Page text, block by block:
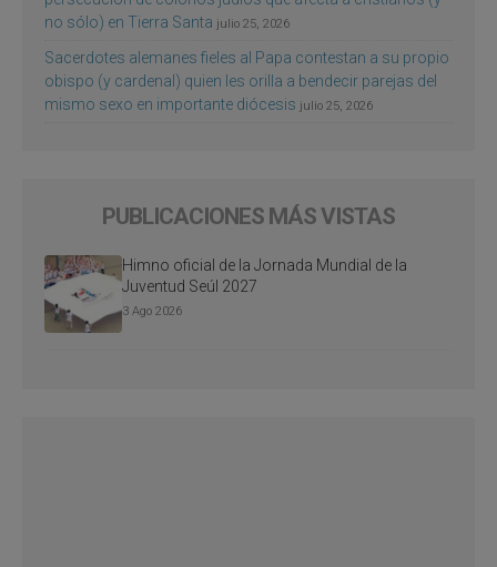
no sólo) en Tierra Santa julio 25, 2026
Sacerdotes alemanes fieles al Papa contestan a su propio
obispo (y cardenal) quien les orilla a bendecir parejas del
mismo sexo en importante diócesis julio 25, 2026
PUBLICACIONES MÁS VISTAS
Himno oficial de la Jornada Mundial de la
Juventud Seúl 2027
3 Ago 2026